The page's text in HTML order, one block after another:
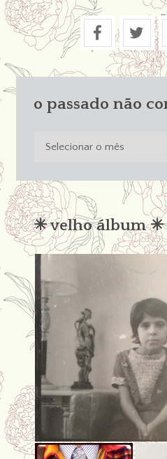
o passado não
condena
✳︎ velho álbum ✳︎